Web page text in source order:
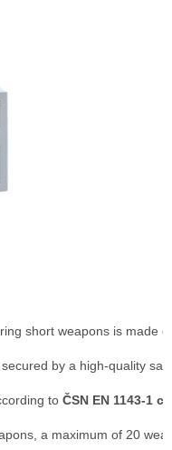
short weapons is made
by a high-quality
to ČSN EN 1143-1
a maximum of 20